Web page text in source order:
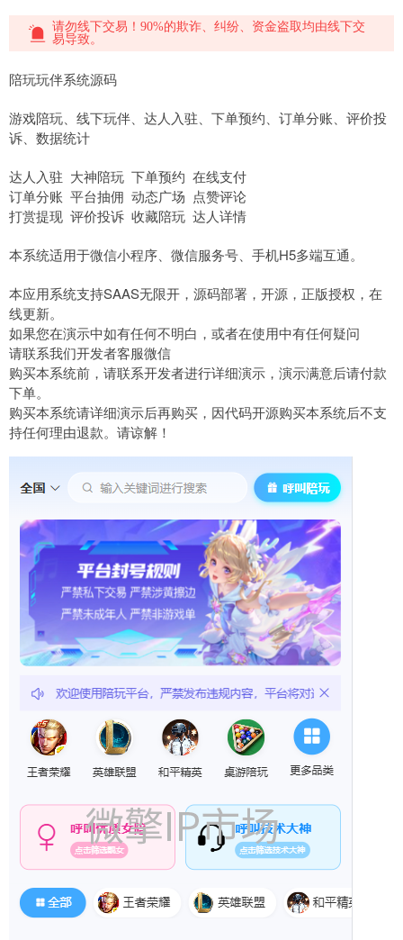
请勿线下交易！90%的欺诈、纠纷、资金盗取均由线下交
易导致。
陪玩玩伴系统源码
游戏陪玩、线下玩伴、达人入驻、下单预约、订单分账、评价投
诉、数据统计
达人入驻 大神陪玩 下单预约 在线支付
订单分账 平台抽佣 动态广场 点赞评论
打赏提现 评价投诉 收藏陪玩 达人详情
本系统适用于微信小程序、微信服务号、手机H5多端互通。
本应用系统支持SAAS无限开，源码部署，开源，正版授权，在
线更新。
如果您在演示中如有任何不明白，或者在使用中有任何疑问
请联系我们开发者客服微信
购买本系统前，请联系开发者进行详细演示，演示满意后请付款
下单。
购买本系统请详细演示后再购买，因代码开源购买本系统后不支
持任何理由退款。请谅解！